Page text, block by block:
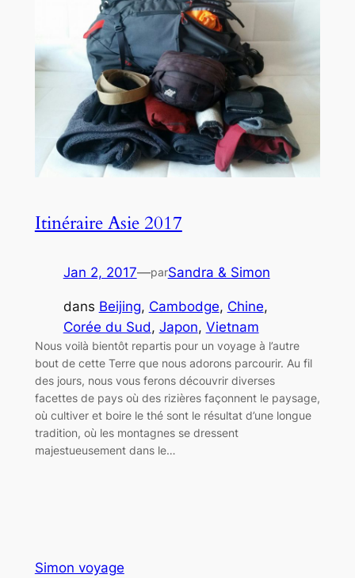
Itinéraire Asie 2017
Jan 2, 2017—parSandra & Simon
dans Beijing, Cambodge, Chine
Corée du Sud, Japon, Vietnam
Nous voilà bientôt repartis pour un voyage à l’autre
bout de cette Terre que nous adorons parcourir. Au fil
des jours, nous vous ferons découvrir diverses
facettes de pays où des rizières façonnent le paysage,
où cultiver et boire le thé sont le résultat d’une longue
tradition, où les montagnes se dressent
majestueusement dans le…
Simon voyage